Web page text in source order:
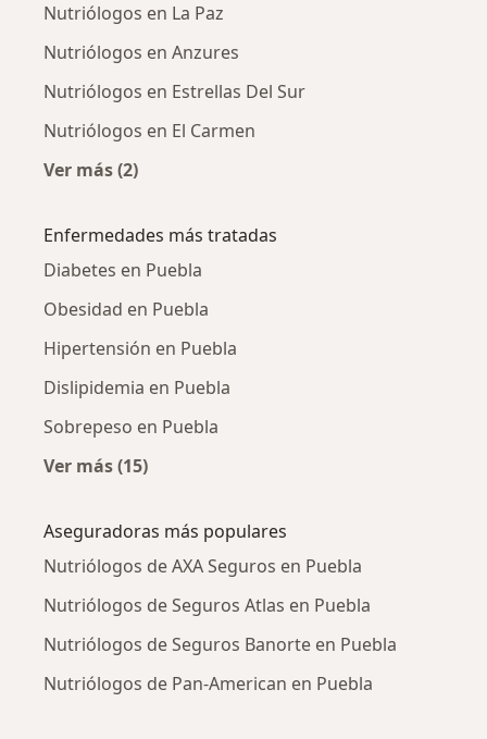
Nutriólogos en La Paz
Nutriólogos en Anzures
Nutriólogos en Estrellas Del Sur
Nutriólogos en El Carmen
Ver más (2)
Enfermedades más tratadas
Diabetes en Puebla
Obesidad en Puebla
Hipertensión en Puebla
Dislipidemia en Puebla
Sobrepeso en Puebla
Ver más (15)
Aseguradoras más populares
Nutriólogos de AXA Seguros en Puebla
Nutriólogos de Seguros Atlas en Puebla
Nutriólogos de Seguros Banorte en Puebla
Nutriólogos de Pan-American en Puebla